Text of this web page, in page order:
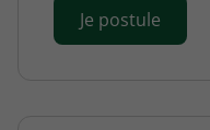
Je postule